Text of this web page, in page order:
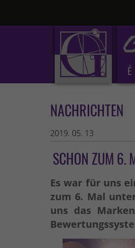
NACHRICHTEN
2019. 05. 13
SCHON ZUM 6.
Es war für uns
zum 6. Mal
uns das